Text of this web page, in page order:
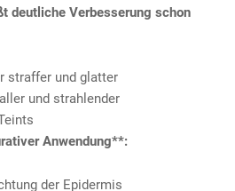
deutliche Verbesserung schon
straffer und glatter
und strahlender
Anwendung**:
der Epidermis